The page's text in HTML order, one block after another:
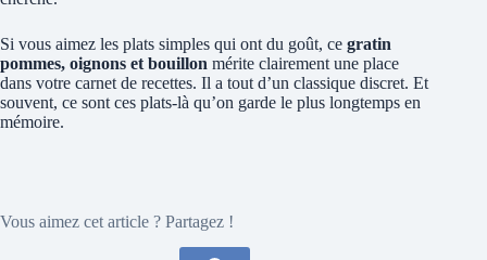
Si vous aimez les plats simples qui ont du goût, ce gratin
pommes, oignons et bouillon mérite clairement une place
dans votre carnet de recettes. Il a tout d’un classique discret. Et
souvent, ce sont ces plats-là qu’on garde le plus longtemps en
mémoire.
Vous aimez cet article ? Partagez !